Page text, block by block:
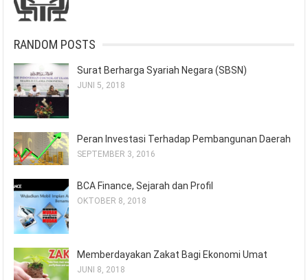
RANDOM POSTS
Surat Berharga Syariah Negara (SBSN)
JUNI 5, 2018
Peran Investasi Terhadap Pembangunan Daerah
SEPTEMBER 3, 2016
BCA Finance, Sejarah dan Profil
OKTOBER 8, 2018
Memberdayakan Zakat Bagi Ekonomi Umat
JUNI 8, 2018